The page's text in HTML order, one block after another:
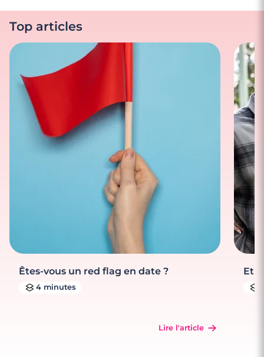
Top articles
Êtes-vous un red flag en date ?
4 minutes
Lire l'article
Et